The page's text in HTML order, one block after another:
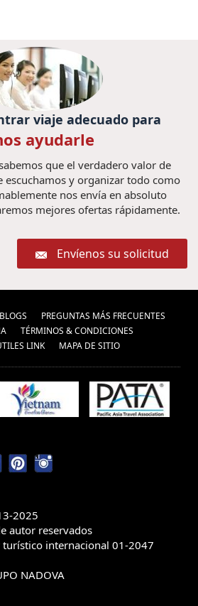
viaje adecuado para
ayudarle
que el verdadero valor de
escuchamos y organizar todo como
nos envía en absoluto
mejores ofertas rápidamente.
Envíenos su solicitud
BLOGS
PREGUNTAS MÁS FRECUENTES
TÉRMINOS & CONDICIONES
LINK MAPA DE SITIO
2025
autor reservados
turístico internacional 01-2047
NADOVA